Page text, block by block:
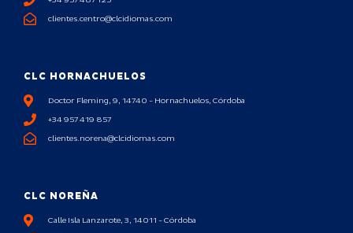
CLC NOREÑA
Calle Isla Lanzarote, 3, 14011 - Córdoba
CLC HORNACHUELOS
Doctor Fleming, 9, 14740 - Hornachuelos, Córdoba
+34 957 419 857
clientes.norena@clcidiomas.com
clientes.centro@clcidiomas.com